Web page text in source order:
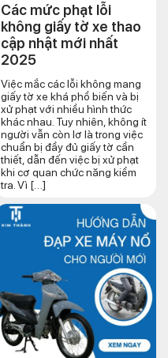
Các mức phạt lỗi
không giấy tờ xe thao
cập nhật mới nhất
2025
Việc mắc các lỗi không mang
giấy tờ xe khá phổ biến và bị
xử phạt với nhiều hình thức
khác nhau. Tuy nhiên, không ít
người vẫn còn lơ là trong việc
chuẩn bị đầy đủ giấy tờ cần
thiết, dẫn đến việc bị xử phạt
khi cơ quan chức năng kiểm
tra. Vì […]